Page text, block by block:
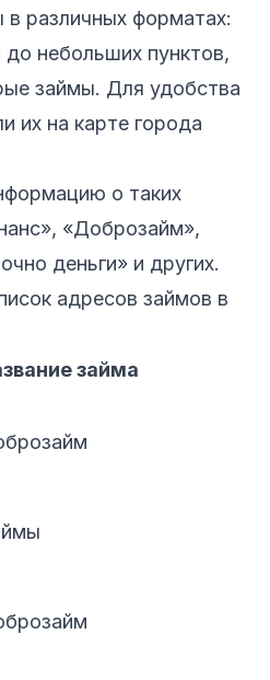
различных форматах:
небольших пунктов,
займы. Для удобства
их на карте города
о таких
«Доброзайм»,
деньги» и других.
адресов займов в
займа